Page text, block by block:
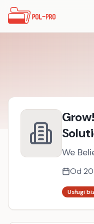
We
Od
Usługi